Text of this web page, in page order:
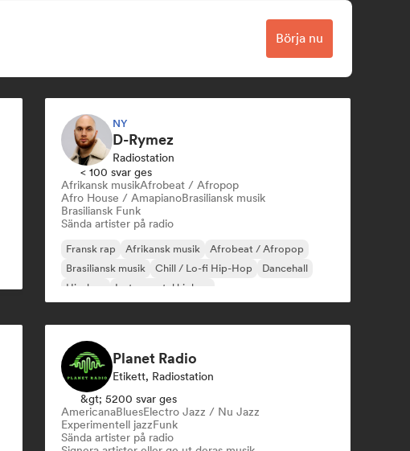
Börja nu
NY
D-Rymez
Radiostation
< 100 svar ges
Afrikansk musikAfrobeat / Afropop
Afro House / AmapianoBrasiliansk musik
Brasiliansk Funk
Sända artister på radio
Fransk rap Afrikansk musik
Afrobeat / Afropop
Brasiliansk musik
Chill / Lo-fi Hip-Hop
Dancehall
Hip-hop
Instrumental hiphop
Planet Radio
Etikett, Radiostation
&gt; 5200 svar ges
AmericanaBluesElectro Jazz / Nu Jazz
Experimentell jazzFunk
Sända artister på radio